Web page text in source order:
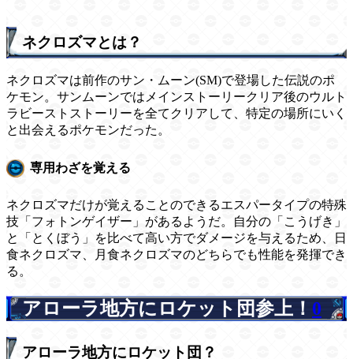
ネクロズマとは？
ネクロズマは前作のサン・ムーン(SM)で登場した伝説のポ
ケモン。サンムーンではメインストーリークリア後のウルト
ラビーストストーリーを全てクリアして、特定の場所にいく
と出会えるポケモンだった。
専用わざを覚える
ネクロズマだけが覚えることのできるエスパータイプの特殊
技「フォトンゲイザー」があるようだ。自分の「こうげき」
と「とくぼう」を比べて高い方でダメージを与えるため、日
食ネクロズマ、月食ネクロズマのどちらでも性能を発揮でき
る。
アローラ地方にロケット団参上！ 0
アローラ地方にロケット団？